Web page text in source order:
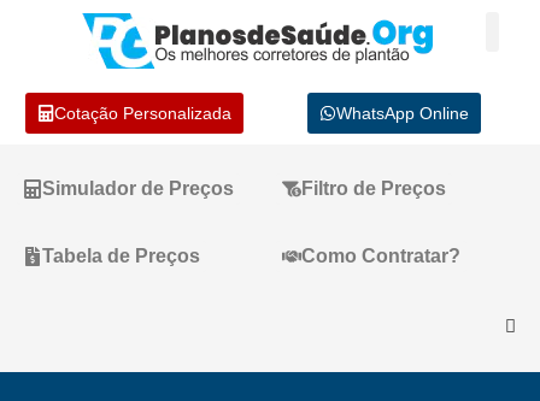
Cotação Personalizada WhatsApp Online
Simulador de Preços Filtro de Preços
Tabela de Preços Como Contratar?